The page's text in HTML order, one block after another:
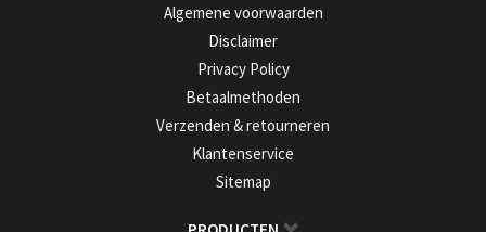
Algemene voorwaarden
Disclaimer
Privacy Policy
Betaalmethoden
Verzenden & retourneren
Klantenservice
Sitemap